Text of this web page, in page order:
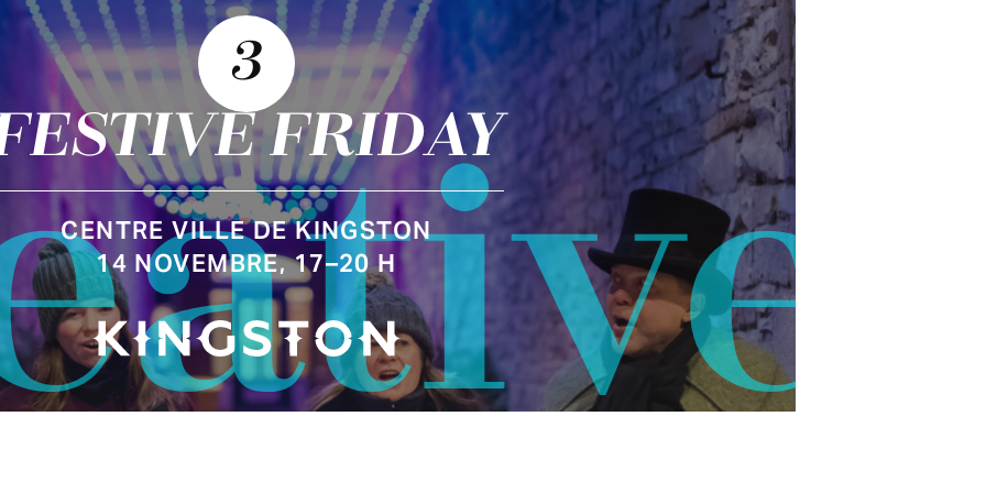
3
FRIDAY
CENTRE VILLE DE KINGSTON
14 NOVEMBRE, 17–20 H